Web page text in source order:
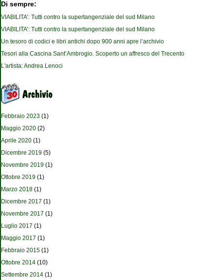
Di sempre:
VIABILITA’: Tutti contro la supertangenziale del sud Milano
VIABILITA’: Tutti contro la supertangenziale del sud Milano
Un tesoro di codici e libri antichi dopo 900 anni apre l’archivio
Tesori alla Cascina Sant’Ambrogio. Scoperto un affresco del Trecento
L'artista: Andrea Lenoci
Febbraio 2023 (1)
Maggio 2020 (2)
Aprile 2020 (1)
Dicembre 2019 (5)
Novembre 2019 (1)
Ottobre 2019 (1)
Marzo 2018 (1)
Dicembre 2017 (1)
Novembre 2017 (1)
Luglio 2017 (1)
Maggio 2017 (1)
Febbraio 2015 (1)
Ottobre 2014 (10)
Settembre 2014 (1)